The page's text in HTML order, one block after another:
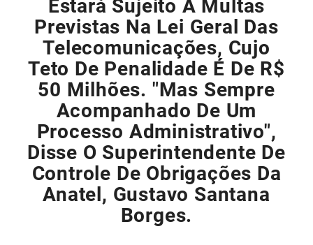
Estará Sujeito A Multas
Previstas Na Lei Geral Das
Telecomunicações, Cujo
Teto De Penalidade É De R$
50 Milhões. "Mas Sempre
Acompanhado De Um
Processo Administrativo",
Disse O Superintendente De
Controle De Obrigações Da
Anatel, Gustavo Santana
Borges.